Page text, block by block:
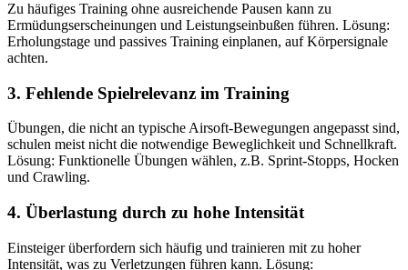
Zu häufiges Training ohne ausreichende Pausen kann zu
Ermüdungserscheinungen und Leistungseinbußen führen. Lösung:
Erholungstage und passives Training einplanen, auf Körpersignale
achten.
3. Fehlende Spielrelevanz im Training
Übungen, die nicht an typische Airsoft-Bewegungen angepasst sind,
schulen meist nicht die notwendige Beweglichkeit und Schnellkraft.
Lösung: Funktionelle Übungen wählen, z.B. Sprint-Stopps, Hocken
und Crawling.
4. Überlastung durch zu hohe Intensität
Einsteiger überfordern sich häufig und trainieren mit zu hoher
Intensität, was zu Verletzungen führen kann. Lösung: